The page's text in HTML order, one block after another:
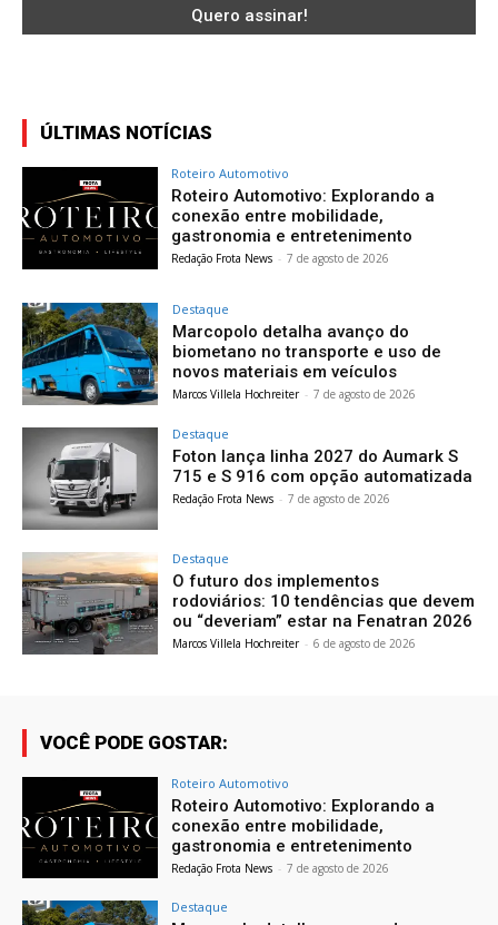
ÚLTIMAS NOTÍCIAS
Roteiro Automotivo
Roteiro Automotivo: Explorando a
conexão entre mobilidade,
gastronomia e entretenimento
Redação Frota News - 7 de agosto de 2026
Destaque
Marcopolo detalha avanço do
biometano no transporte e uso de
novos materiais em veículos
Marcos Villela Hochreiter - 7 de agosto de 2026
Destaque
Foton lança linha 2027 do Aumark S
715 e S 916 com opção automatizada
Redação Frota News - 7 de agosto de 2026
Destaque
O futuro dos implementos
rodoviários: 10 tendências que devem
ou “deveriam” estar na Fenatran 2026
Marcos Villela Hochreiter - 6 de agosto de 2026
VOCÊ PODE GOSTAR:
Roteiro Automotivo
Roteiro Automotivo: Explorando a
conexão entre mobilidade,
gastronomia e entretenimento
Redação Frota News - 7 de agosto de 2026
Destaque